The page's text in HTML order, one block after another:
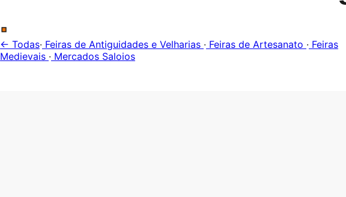
.
← Todas· Feiras de Antiguidades e Velharias · Feiras de Artesanato · Feiras
Medievais · Mercados Saloios